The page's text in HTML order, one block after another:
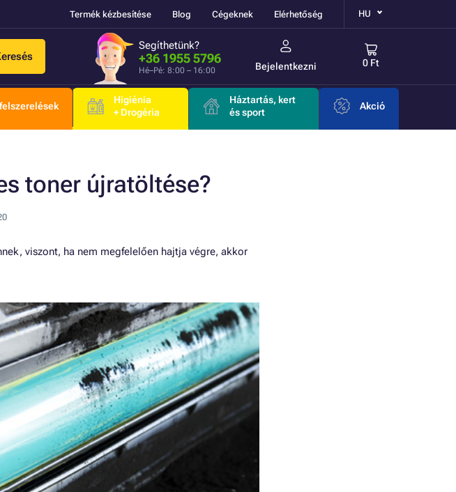
Termék kézbesítése Blog Cégeknek Elérhetőség HU
Segíthetünk?
+36 1955 5796
Hé–Pé: 8:00 – 16:00 Bejelentkezni 0 Ft
Higiénia
+ Drogéria
Háztartás, kert
és sport
Akció
toner újratöltése?
viszont, ha nem megfelelően hajtja végre, akkor